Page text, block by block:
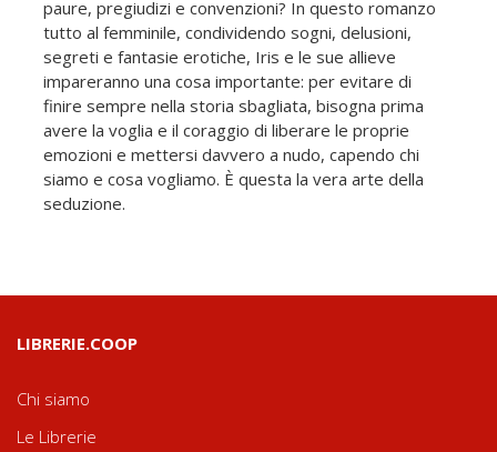
paure, pregiudizi e convenzioni? In questo romanzo
tutto al femminile, condividendo sogni, delusioni,
segreti e fantasie erotiche, Iris e le sue allieve
impareranno una cosa importante: per evitare di
finire sempre nella storia sbagliata, bisogna prima
avere la voglia e il coraggio di liberare le proprie
emozioni e mettersi davvero a nudo, capendo chi
siamo e cosa vogliamo. È questa la vera arte della
seduzione.
LIBRERIE.COOP
Chi siamo
Le Librerie